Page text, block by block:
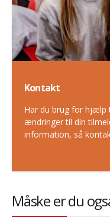
Kontakt
Har du brug for hjælp
ændringer til din
information, så
Måske er du